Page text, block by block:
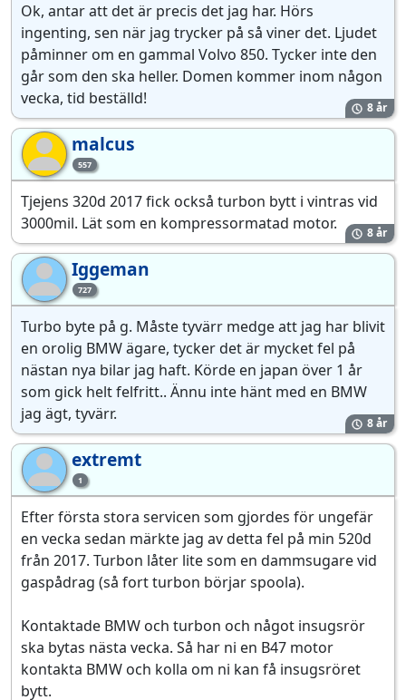
Ok, antar att det är precis det jag har. Hörs
ingenting, sen när jag trycker på så viner det. Ljudet
påminner om en gammal Volvo 850. Tycker inte den
går som den ska heller. Domen kommer inom någon
vecka, tid beställd!
8 år
ma 557
malcus
Tjejens 320d 2017 fick också turbon bytt i vintras vid
3000mil. Lät som en kompressormatad motor.
8 år
Ig 727
Iggeman
Turbo byte på g. Måste tyvärr medge att jag har blivit
en orolig BMW ägare, tycker det är mycket fel på
nästan nya bilar jag haft. Körde en japan över 1 år
som gick helt felfritt.. Ännu inte hänt med en BMW
jag ägt, tyvärr.
8 år
ex 1
extremt
Efter första stora servicen som gjordes för ungefär
en vecka sedan märkte jag av detta fel på min 520d
från 2017. Turbon låter lite som en dammsugare vid
gaspådrag (så fort turbon börjar spoola).
Kontaktade BMW och turbon och något insugsrör
ska bytas nästa vecka. Så har ni en B47 motor
kontakta BMW och kolla om ni kan få insugsröret
bytt.